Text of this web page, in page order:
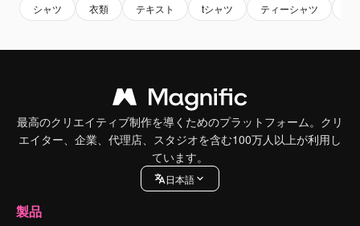
シャツ 衣類 テキスト tシャツ ティーシャツ
最高のクリエイティブ制作を導くためのプラットフォーム。クリ
エイター、企業、代理店、スタジオを含む100万人以上が利用し
ています。
日本語
製品